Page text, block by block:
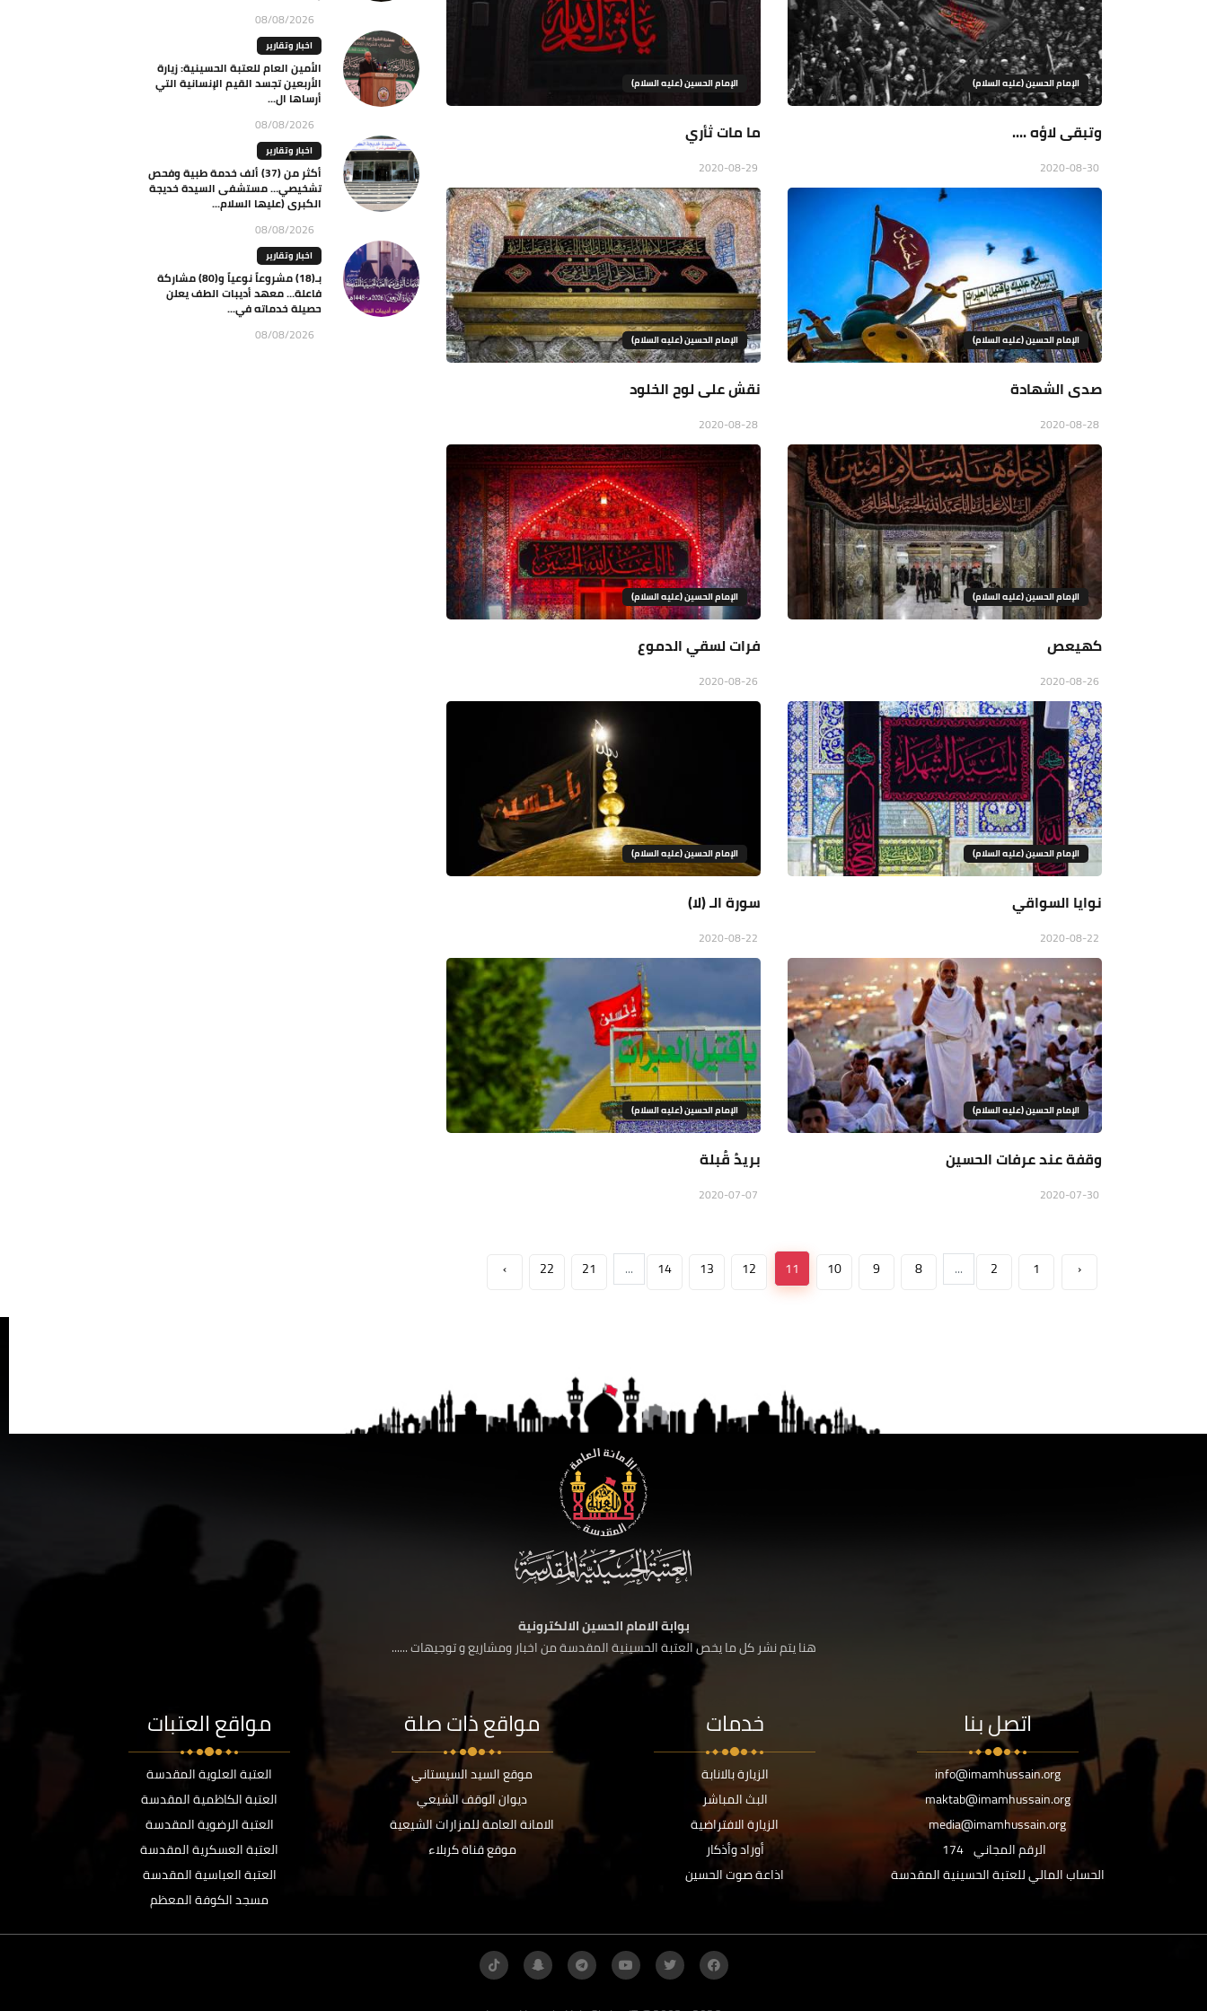
الإمام الحسين (عليه السلام)
وتبقى لاؤه ....
الإمام الحسين (عليه السلام)
ما مات ثأري
الإمام الحسين (عليه السلام)
صدى الشهادة
الإمام الحسين (عليه السلام)
نقش على لوح الخلود
الإمام الحسين (عليه السلام)
كهيعص
الإمام الحسين (عليه السلام)
فرات لسقي الدموع
الإمام الحسين (عليه السلام)
نوايا السواقي
الإمام الحسين (عليه السلام)
سورة الـ (لا)
الإمام الحسين (عليه السلام)
وقفة عند عرفات الحسين
الإمام الحسين (عليه السلام)
بريدُ قُبلة
‹
1
2
...
8
9
10
11
12
13
14
...
21
22
›
08/08/2026
اخبار وتقارير
الأمين العام للعتبة الحسينية: زيارة
الأربعين تجسد القيم الإنسانية التي
أرساها ال...
08/08/2026
اخبار وتقارير
أكثر من (37) ألف خدمة طبية وفحص
تشخيصي… مستشفى السيدة خديجة
الكبرى (عليها السلام...
08/08/2026
اخبار وتقارير
بـ(18) مشروعاً نوعياً و(80) مشاركة
فاعلة… معهد أديبات الطف يعلن
حصيلة خدماته في...
08/08/2026
بوابة الامام الحسين الالكترونية
هنا يتم نشر كل ما يخص العتبة الحسينية المقدسة من اخبار ومشاريع و توجيهات ......
اتصل بنا
info@imamhussain.org
maktab@imamhussain.org
media@imamhussain.org
الرقم المجاني 174
الحساب المالي للعتبة الحسينية المقدسة
خدمات
الزيارة بالانابة
البث المباشر
الزيارة الافتراضية
أوراد وأذكار
اذاعة صوت الحسين
مواقع ذات صلة
موقع السيد السيستاني
ديوان الوقف الشيعي
الامانة العامة للمزارات الشيعية
موقع قناة كربلاء
مواقع العتبات
العتبة العلوية المقدسة
العتبة الكاظمية المقدسة
العتبة الرضوية المقدسة
العتبة العسكرية المقدسة
العتبة العباسية المقدسة
مسجد الكوفة المعظم